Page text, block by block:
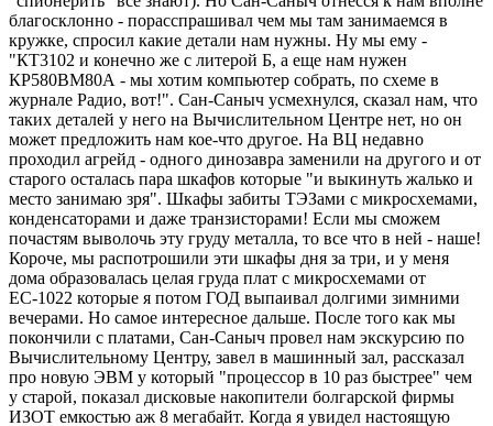
благосклонно - порасспрашивал чем мы там занимаемся в
кружке, спросил какие детали нам нужны. Ну мы ему -
"КТ3102 и конечно же с литерой Б, а еще нам нужен
КР580ВМ80А - мы хотим компьютер собрать, по схеме в
журнале Радио, вот!". Сан-Саныч усмехнулся, сказал нам, что
таких деталей у него на Вычислительном Центре нет, но он
может предложить нам кое-что другое. На ВЦ недавно
проходил агрейд - одного динозавра заменили на другого и от
старого осталась пара шкафов которые "и выкинуть жалько и
место занимаю зря". Шкафы забиты ТЭЗами с микросхемами,
конденсаторами и даже транзисторами! Если мы сможем
почастям выволочь эту груду металла, то все что в ней - наше!
Короче, мы распотрошили эти шкафы дня за три, и у меня
дома образовалась целая груда плат с микросхемами от
ЕС-1022 которые я потом ГОД выпаивал долгими зимними
вечерами. Но самое интересное дальше. После того как мы
покончили с платами, Сан-Саныч провел нам экскурсию по
Вычислительному Центру, завел в машинный зал, рассказал
про новую ЭВМ у который "процессор в 10 раз быстрее" чем
у старой, показал дисковые накопители болгарской фирмы
ИЗОТ емкостью аж 8 мегабайт. Когда я увидел настоящую